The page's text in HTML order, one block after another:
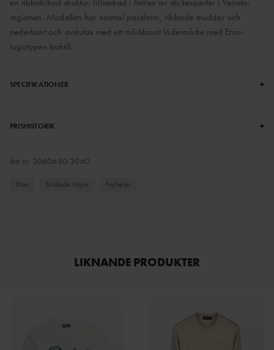
regionen. Modellen har normal passform, ribbade muddar och
nederkant och avslutas med ett mörkbrunt lädermärke med Eton-
logotypen baktill.
SPECIFIKATIONER +
PRISHISTORIK +
Art.nr. 3060650-3060
Eton Stickade tröjor Nyheter
LIKNANDE PRODUKTER